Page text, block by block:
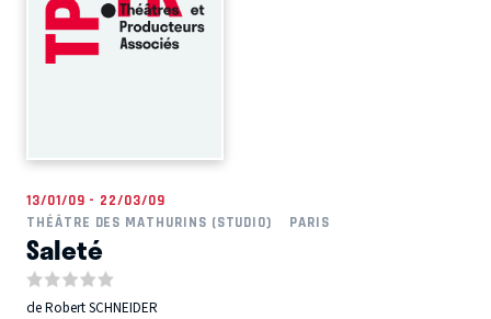
13/01/09 - 22/03/09
THÉÂTRE DES MATHURINS (STUDIO)
PARIS
Saleté
de Robert SCHNEIDER